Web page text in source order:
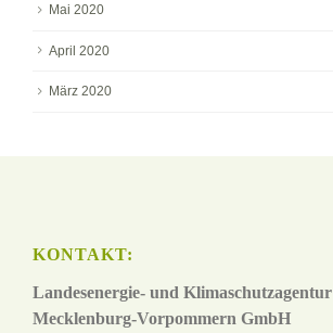
Mai 2020
April 2020
März 2020
KONTAKT:
Landesenergie- und Klimaschutzagentur
Mecklenburg-Vorpommern GmbH